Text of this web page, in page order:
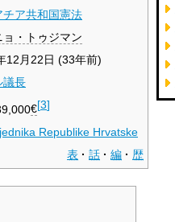
チア共和国憲法
ョ・トゥジマン
12月22日 (33年前)
議長
€[3]
Republike Hrvatske
表
話 編 歴